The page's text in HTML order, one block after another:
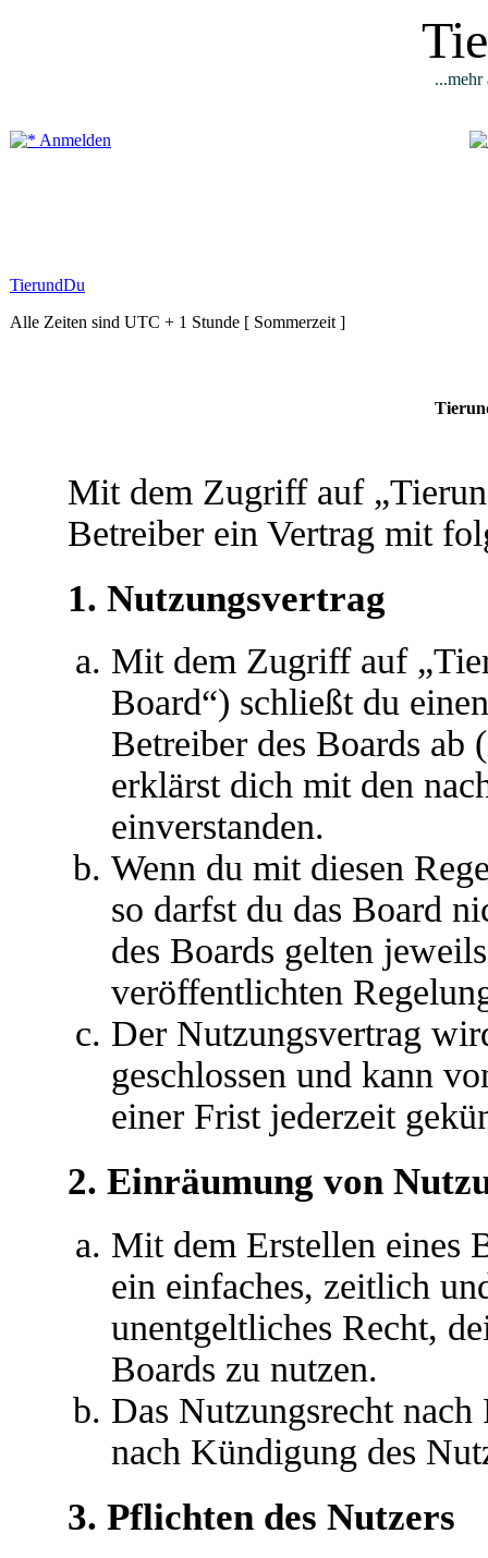
...mehr
Anmelden
TierundDu
Alle Zeiten sind UTC + 1 Stunde [ Sommerzeit ]
Mit dem Zugriff auf
Betreiber ein Vertrag mit
1. Nutzungsvertrag
Mit dem Zugriff auf
Board“) schließt du
Betreiber des Boards ab
erklärst dich mit den
einverstanden.
Wenn du mit diesen
so darfst du das Board
des Boards gelten
veröffentlichten
Der Nutzungsvertrag
geschlossen und kann
einer Frist jederzeit
2. Einräumung von
Mit dem Erstellen eines
ein einfaches, zeitlich
unentgeltliches Recht,
Boards zu nutzen.
Das Nutzungsrecht
nach Kündigung des
3. Pflichten des Nutzers